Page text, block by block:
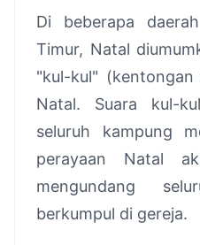
Di beberapa
Timur, Natal
"kul-kul" (kentongan
Natal. Suara kul-
seluruh kampung
perayaan Natal
mengundang
berkumpul di gereja.